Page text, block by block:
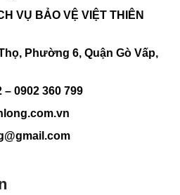
VỤ BẢO VỆ VIỆT THIÊN
Phường 6, Quận Gò Vấp,
– 0902 360 799